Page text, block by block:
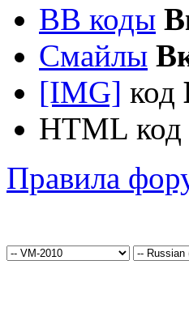
BB коды
Смайлы
[IMG] код
HTML код
Правила